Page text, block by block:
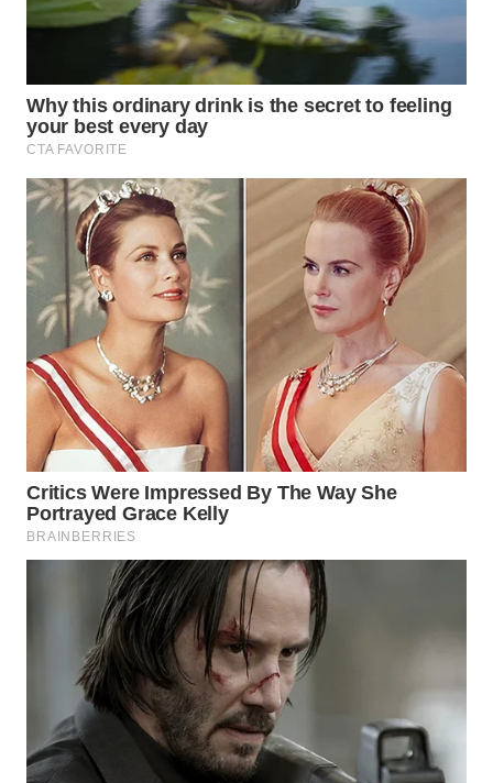
KARAWANG
WN
BOGOR
WN
DEPOK
WN
TAPANULI
UTARA
WN
SAMOSIR
WN
PADANG
LAWAS
SUMEDANG
WN
CIANJUR
WN